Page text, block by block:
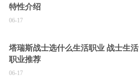
特性介绍
06-17
塔瑞斯战士选什么生活职业 战士生活
职业推荐
06-17